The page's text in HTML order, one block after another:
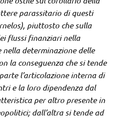
parassitario di questi
piuttosto che sulla
flussi finanziari nella
nella determinazione delle
la conseguenza che si tende
l’articolazione interna di
e la loro dipendenza dal
per altro presente in
dall’altra si tende ad